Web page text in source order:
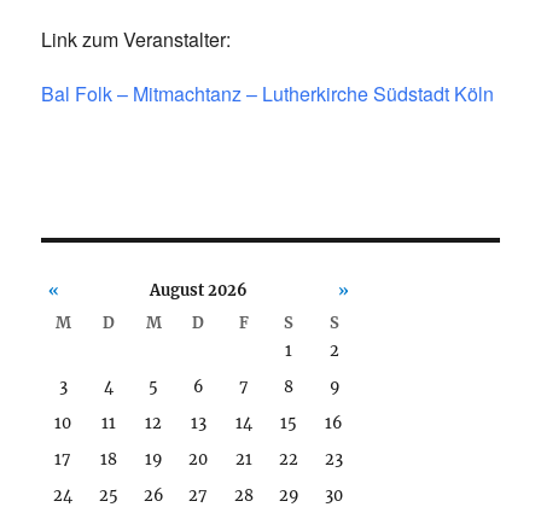
Link zum Veranstalter:
Bal Folk – Mitmachtanz – Lutherkirche Südstadt Köln
« August 2026
»
M
D M D F S
S
1
2
3
4 5 6 7 8
9
10
11 12 13 14 15
16
17
18 19 20 21 22
23
24
25 26 27 28 29
30